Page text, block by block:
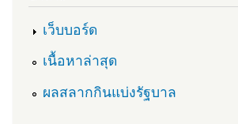
เว็บบอร์ด
เนื้อหาล่าสุด
ผลสลากกินแบ่งรัฐบาล